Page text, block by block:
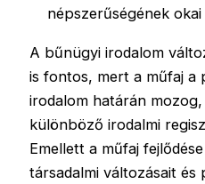
népszerűségének okai
A bűnügyi irodalom
is fontos, mert a műfaj a
irodalom határán
különböző irodalmi
Emellett a műfaj
társadalmi változásait és